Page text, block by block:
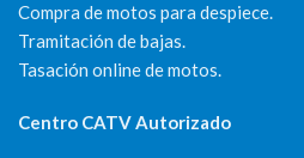
Compra de motos para despiece.
Tramitación de bajas.
Tasación online de motos.
Centro CATV Autorizado